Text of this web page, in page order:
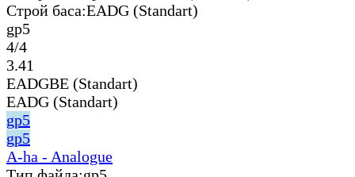
Строй баса:EADG (Standart)
gp5
4/4
3.41
EADGBE (Standart)
EADG (Standart)
gp5
gp5
A-ha - Analogue